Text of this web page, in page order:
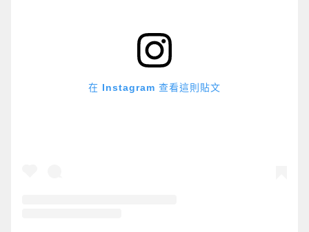
在 Instagram 查看這則貼文